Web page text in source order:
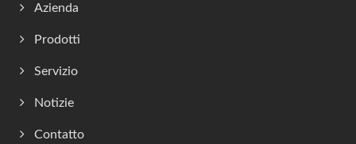
Azienda
Prodotti
Servizio
Notizie
Contatto